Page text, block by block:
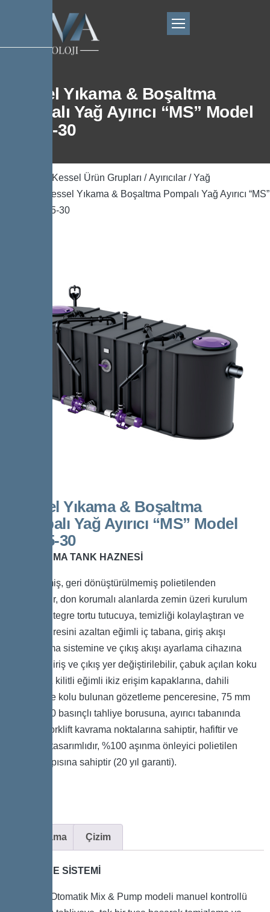
Kessel Yıkama & Boşaltma
Pompalı Yağ Ayırıcı “MS” Model
NS:15-30
Kessel Ürün Grupları /Ayırıcılar /Yağ
/ Kessel Yıkama & Boşaltma Pompalı Yağ Ayırıcı “MS”
Model NS:15-30
Kessel Yıkama & Boşaltma
Pompalı Yağ Ayırıcı “MS” Model
NS:15-30
DEPOLAMA TANK HAZNESİ
İşlenmemiş, geri dönüştürülmemiş polietilenden
üretilmiştir, don korumalı alanlarda zemin üzeri kurulum
içindir, entegre tortu tutucuya, temizliği kolaylaştıran ve
tahliye süresini azaltan eğimli iç tabana, giriş akışı
yavaşlatma sistemine ve çıkış akışı ayarlama cihazına
sahiptir, giriş ve çıkış yer değiştirilebilir, çabuk açılan koku
sızdırmaz kilitli eğimli ikiz erişim kapaklarına, dahili
temizleme kolu bulunan gözetleme penceresine, 75 mm
OD PN 10 basınçlı tahliye borusuna, ayırıcı tabanında
entegre forklift kavrama noktalarına sahiptir, hafiftir ve
kompakt tasarımlıdır, %100 aşınma önleyici polietilen
gövde yapısına sahiptir (20 yıl garanti).
Açıklama Çizim
TAHLİYE SİSTEMİ
Kessel Otomatik Mix & Pump modeli manuel kontrollü